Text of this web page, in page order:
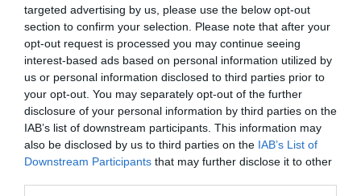
targeted advertising by us, please use the below opt-out
section to confirm your selection. Please note that after your
opt-out request is processed you may continue seeing
interest-based ads based on personal information utilized by
us or personal information disclosed to third parties prior to
your opt-out. You may separately opt-out of the further
disclosure of your personal information by third parties on the
IAB’s list of downstream participants. This information may
also be disclosed by us to third parties on the IAB’s List of
Downstream Participants that may further disclose it to other
I nostri speciali
Psicologia della Divina Commedia